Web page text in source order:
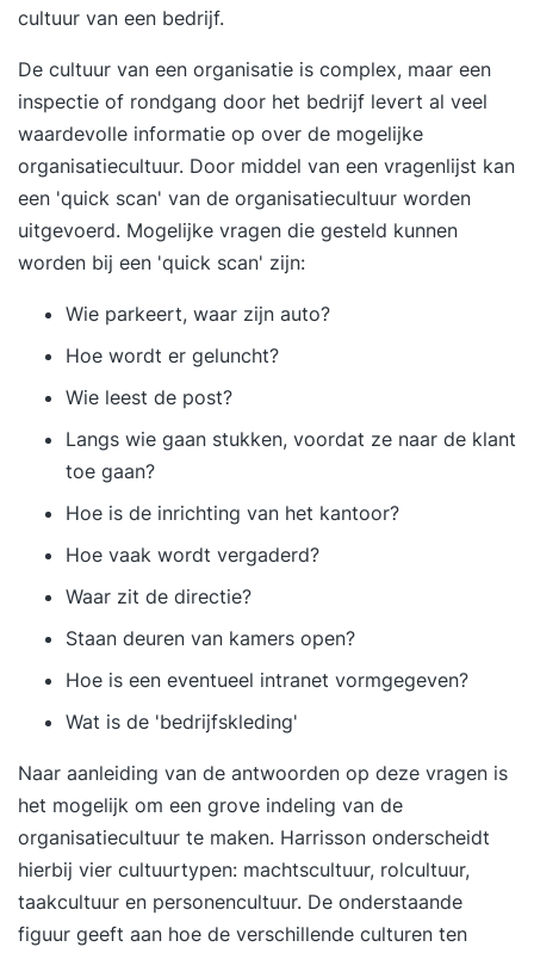
cultuur van een bedrijf.
De cultuur van een organisatie is complex, maar een
inspectie of rondgang door het bedrijf levert al veel
waardevolle informatie op over de mogelijke
organisatiecultuur. Door middel van een vragenlijst kan
een 'quick scan' van de organisatiecultuur worden
uitgevoerd. Mogelijke vragen die gesteld kunnen
worden bij een 'quick scan' zijn:
Wie parkeert, waar zijn auto?
Hoe wordt er geluncht?
Wie leest de post?
Langs wie gaan stukken, voordat ze naar de klant
toe gaan?
Hoe is de inrichting van het kantoor?
Hoe vaak wordt vergaderd?
Waar zit de directie?
Staan deuren van kamers open?
Hoe is een eventueel intranet vormgegeven?
Wat is de 'bedrijfskleding'
Naar aanleiding van de antwoorden op deze vragen is
het mogelijk om een grove indeling van de
organisatiecultuur te maken. Harrisson onderscheidt
hierbij vier cultuurtypen: machtscultuur, rolcultuur,
taakcultuur en personencultuur. De onderstaande
figuur geeft aan hoe de verschillende culturen ten